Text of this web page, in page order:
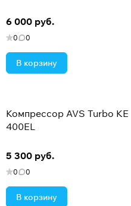
6 000 руб.
0 0
В корзину
Компрессор AVS Turbo KE
400EL
5 300 руб.
0 0
В корзину